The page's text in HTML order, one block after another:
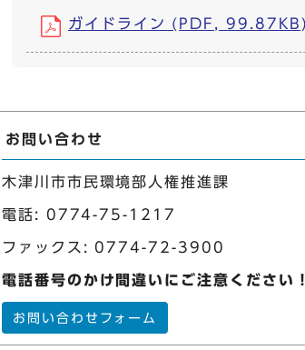
ガイドライン (PDF, 99.87KB)
お問い合わせ
木津川市市民環境部人権推進課
電話: 0774-75-1217
ファックス: 0774-72-3900
電話番号のかけ間違いにご注意ください！
お問い合わせフォーム